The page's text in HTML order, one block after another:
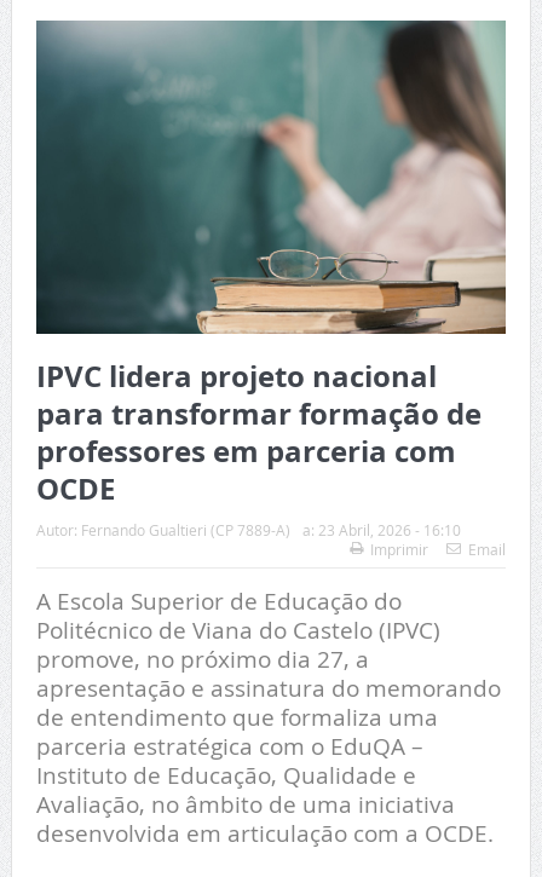
IPVC lidera projeto nacional
para transformar formação de
professores em parceria com
OCDE
Autor: Fernando Gualtieri (CP 7889-A) a: 23 Abril, 2026 - 16:10
Imprimir
Email
A Escola Superior de Educação do
Politécnico de Viana do Castelo (IPVC)
promove, no próximo dia 27, a
apresentação e assinatura do memorando
de entendimento que formaliza uma
parceria estratégica com o EduQA –
Instituto de Educação, Qualidade e
Avaliação, no âmbito de uma iniciativa
desenvolvida em articulação com a OCDE.